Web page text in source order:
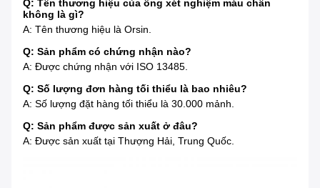
Q: Tên thương hiệu của ống xét nghiệm máu chân
không là gì?
A: Tên thương hiệu là Orsin.
Q: Sản phẩm có chứng nhận nào?
A: Được chứng nhận với ISO 13485.
Q: Số lượng đơn hàng tối thiểu là bao nhiêu?
A: Số lượng đặt hàng tối thiểu là 30.000 mảnh.
Q: Sản phẩm được sản xuất ở đâu?
A: Được sản xuất tại Thượng Hải, Trung Quốc.